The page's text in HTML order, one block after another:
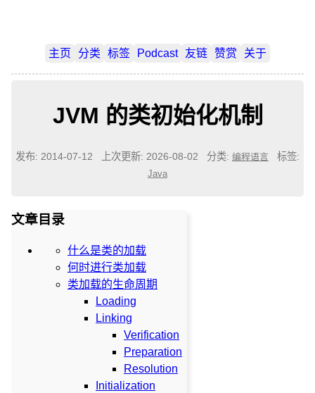
主页 分类 标签 Podcast 友链 赞赏 关于
JVM 的类初始化机制
发布: 2014-07-12 上次更新: 2026-08-02 分类: 编程语言 标签:
Java
文章目录
什么是类的加载
何时进行类加载
类加载的生命周期
Loading
Linking
Verification
Preparation
Resolution
Initialization